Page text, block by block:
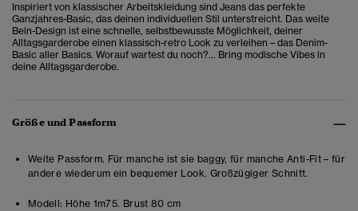
Inspiriert von klassischer Arbeitskleidung sind Jeans das perfekte
Ganzjahres-Basic, das deinen individuellen Stil unterstreicht. Das weite
Bein-Design ist eine schnelle, selbstbewusste Möglichkeit, deiner
Alltagsgarderobe einen klassisch-retro Look zu verleihen – das Denim-
Basic aller Basics. Worauf wartest du noch?... Bring modische Vibes in
deine Alltagsgarderobe.
Größe und Passform
Weite Passform. Für manche ist sie baggy, für manche Anti-Fit – für
andere wiederum ein bequemer Look. Großzügiger Schnitt.
Modell: Höhe 1m75. Brust 80 cm